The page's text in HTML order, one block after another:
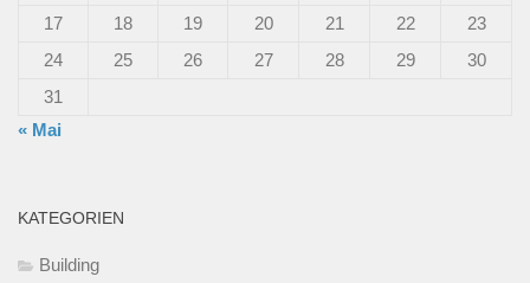
17
18 19 20 21 22
23
24
25 26 27 28 29
30
31
« Mai
KATEGORIEN
Building